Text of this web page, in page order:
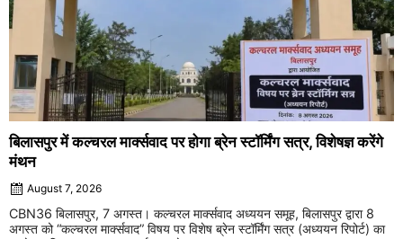
बिलासपुर में कल्चरल मार्क्सवाद पर होगा ब्रेन स्टॉर्मिंग सत्र, विशेषज्ञ करेंगे
मंथन
August 7, 2026
CBN36 बिलासपुर, 7 अगस्त। कल्चरल मार्क्सवाद अध्ययन समूह, बिलासपुर द्वारा 8
अगस्त को “कल्चरल मार्क्सवाद” विषय पर विशेष ब्रेन स्टॉर्मिंग सत्र (अध्ययन रिपोर्ट) का